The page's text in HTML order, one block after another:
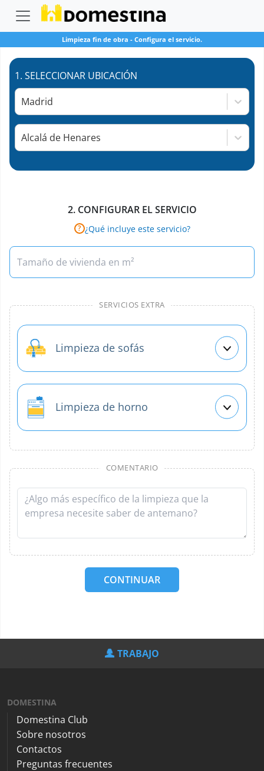
Limpieza fin de obra - Configura el servicio.
1. SELECCIONAR UBICACIÓN
Madrid
Alcalá de Henares
2. CONFIGURAR EL SERVICIO
? ¿Qué incluye este servicio?
SERVICIOS EXTRA
Limpieza de sofás
Limpieza de horno
COMENTARIO
CONTINUAR
TRABAJO
DOMESTINA
Domestina Club
Sobre nosotros
Contactos
Preguntas frecuentes